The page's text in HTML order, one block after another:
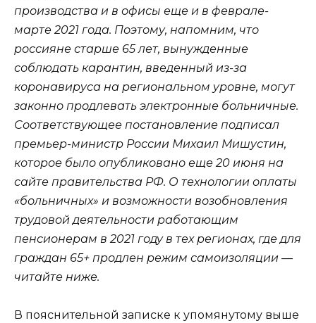
производства и в офисы еще и в феврале-
марте 2021 года. Поэтому, напомним, что
россияне старше 65 лет, вынужденные
соблюдать карантин, введенный из-за
коронавируса на региональном уровне, могут
законно продлевать электронные больничные.
Соответствующее постановление подписал
премьер-министр России Михаил Мишустин,
которое было опубликовано еще 20 июня на
сайте правительства РФ. О технологии оплаты
«больничных» и возможности возобновления
трудовой деятельности работающим
пенсионерам в 2021 году в тех регионах, где для
граждан 65+ продлен режим самоизоляции —
читайте ниже.
В пояснительной записке к упомянутому выше